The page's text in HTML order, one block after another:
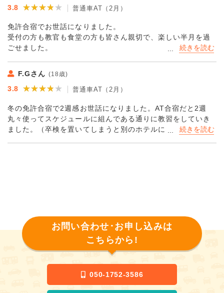
3.8
★★★★★
★★★★★ 普通車AT（2月）
免許合宿でお世話になりました。
受付の方も教官も食堂の方も皆さん親切で、楽しい半月を過
ごせました。
ありがとうございました。
F.Gさん (18歳)
3.8 ★★★★★
★★★★★ 普通車AT（2月）
冬の免許合宿で2週感お世話になりました。AT合宿だと2週
丸々使ってスケジュールに組んである通りに教習をしていき
ました。（卒検を置いてしまうと別のホテルに移動に…）
お問い合わせ･お申し込みは
こちらから!
050-1752-3586